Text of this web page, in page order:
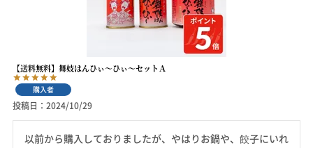
【送料無料】舞妓はんひぃ～ひぃ～セットＡ
購入者
投稿日 2024/10/29
以前から購入しておりましたが、やはりお鍋や、餃子にいれ